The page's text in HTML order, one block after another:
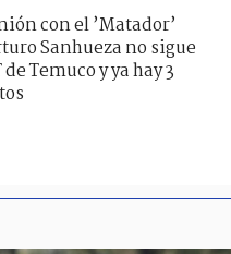
con el ’Matador’
Sanhueza no sigue
Temuco y ya hay 3